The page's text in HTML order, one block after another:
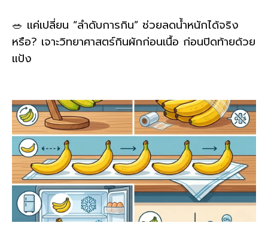
🥗 แค่เปลี่ยน “ลำดับการกิน” ช่วยลดน้ำหนักได้จริง
หรือ? เจาะวิทยาศาสตร์กินผักก่อนเนื้อ ก่อนปิดท้ายด้วย
แป้ง